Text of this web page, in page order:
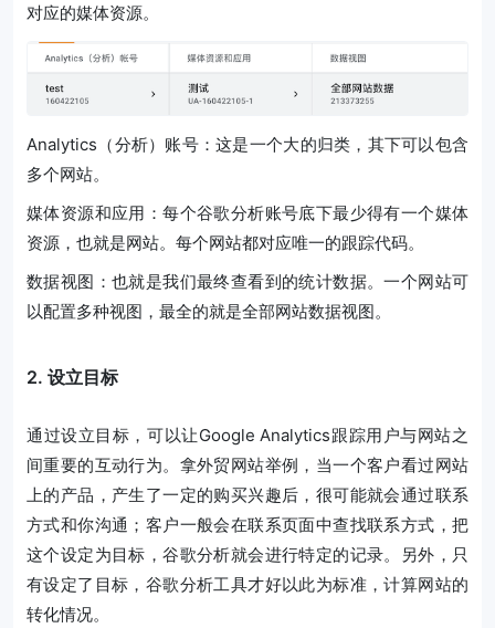
对应的媒体资源。
Analytics（分析）账号：这是一个大的归类，其下可以包含
多个网站。
媒体资源和应用：每个谷歌分析账号底下最少得有一个媒体
资源，也就是网站。每个网站都对应唯一的跟踪代码。
数据视图：也就是我们最终查看到的统计数据。一个网站可
以配置多种视图，最全的就是全部网站数据视图。
2. 设立目标
通过设立目标，可以让Google Analytics跟踪用户与网站之
间重要的互动行为。拿外贸网站举例，当一个客户看过网站
上的产品，产生了一定的购买兴趣后，很可能就会通过联系
方式和你沟通；客户一般会在联系页面中查找联系方式，把
这个设定为目标，谷歌分析就会进行特定的记录。另外，只
有设定了目标，谷歌分析工具才好以此为标准，计算网站的
转化情况。